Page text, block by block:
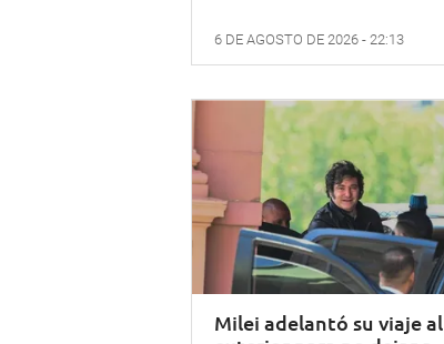
6 DE AGOSTO DE 2026 - 22:13
Milei adelantó su viaje al